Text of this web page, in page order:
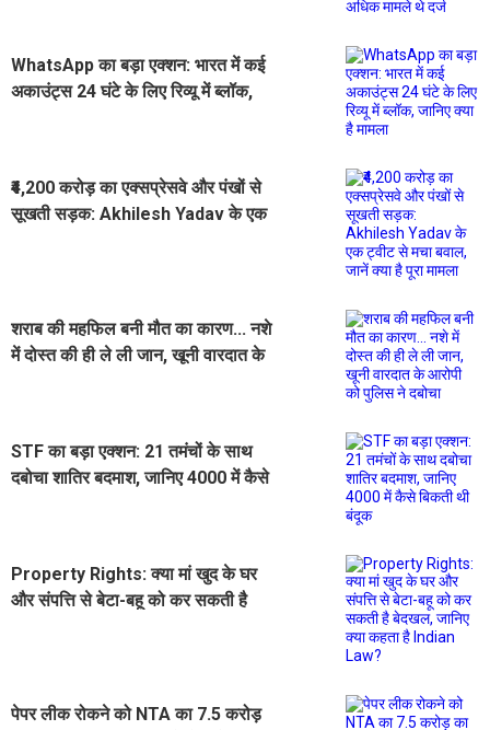
WhatsApp का बड़ा एक्शन: भारत में कई
अकाउंट्स 24 घंटे के लिए रिव्यू में ब्लॉक,
₹4,200 करोड़ का एक्सप्रेसवे और पंखों से
सूखती सड़क: Akhilesh Yadav के एक
शराब की महफिल बनी मौत का कारण... नशे
में दोस्त की ही ले ली जान, खूनी वारदात के
STF का बड़ा एक्शन: 21 तमंचों के साथ
दबोचा शातिर बदमाश, जानिए 4000 में कैसे
Property Rights: क्या मां खुद के घर
और संपत्ति से बेटा-बहू को कर सकती है
पेपर लीक रोकने को NTA का 7.5 करोड़